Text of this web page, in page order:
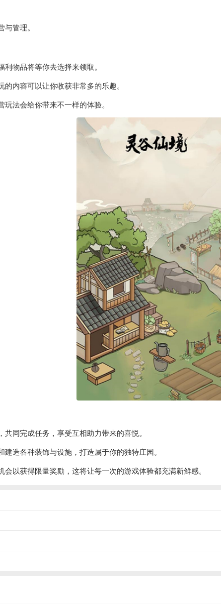
管理。
物品将等你去选择来领取。
内容可以让你收获非常多的乐趣。
法会给你带来不一样的体验。
同完成任务，享受互相助力带来的喜悦。
造各种装饰与设施，打造属于你的独特庄园。
以获得限量奖励，这将让每一次的游戏体验都充满新鲜感。